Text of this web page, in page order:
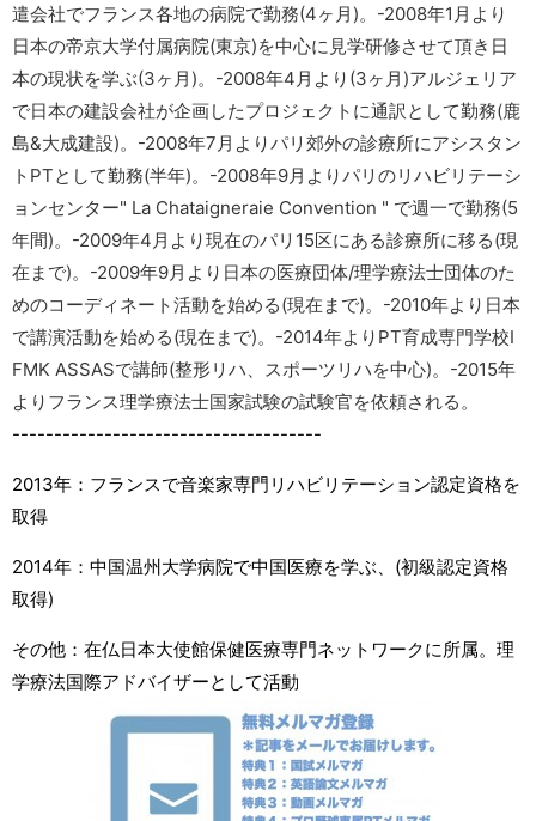
遣会社でフランス各地の病院で勤務(4ヶ月)。-2008年1月より
日本の帝京大学付属病院(東京)を中心に見学研修させて頂き日
本の現状を学ぶ(3ヶ月)。-2008年4月より(3ヶ月)アルジェリア
で日本の建設会社が企画したプロジェクトに通訳として勤務(鹿
島&大成建設)。-2008年7月よりパリ郊外の診療所にアシスタン
トPTとして勤務(半年)。-2008年9月よりパリのリハビリテーシ
ョンセンター" La Chataigneraie Convention " で週一で勤務(5
年間)。-2009年4月より現在のパリ15区にある診療所に移る(現
在まで)。-2009年9月より日本の医療団体/理学療法士団体のた
めのコーディネート活動を始める(現在まで)。-2010年より日本
で講演活動を始める(現在まで)。-2014年よりPT育成専門学校I
FMK ASSASで講師(整形リハ、スポーツリハを中心)。-2015年
よりフランス理学療法士国家試験の試験官を依頼される。
-------------------------------------
2013年：フランスで音楽家専門リハビリテーション認定資格を
取得
2014年：中国温州大学病院で中国医療を学ぶ、(初級認定資格
取得)
その他：在仏日本大使館保健医療専門ネットワークに所属。理
学療法国際アドバイザーとして活動